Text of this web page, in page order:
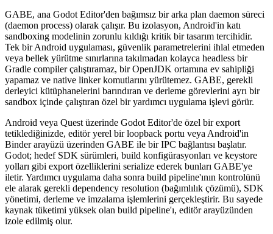
GABE, ana Godot Editor'den bağımsız bir arka plan daemon süreci
(daemon process) olarak çalışır. Bu izolasyon, Android'in katı
sandboxing modelinin zorunlu kıldığı kritik bir tasarım tercihidir.
Tek bir Android uygulaması, güvenlik parametrelerini ihlal etmeden
veya bellek yürütme sınırlarına takılmadan kolayca headless bir
Gradle compiler çalıştıramaz, bir OpenJDK ortamına ev sahipliği
yapamaz ve native linker komutlarını yürütemez. GABE, gerekli
derleyici kütüphanelerini barındıran ve derleme görevlerini ayrı bir
sandbox içinde çalıştıran özel bir yardımcı uygulama işlevi görür.
Android veya Quest üzerinde Godot Editor'de özel bir export
tetiklediğinizde, editör yerel bir loopback portu veya Android'in
Binder arayüzü üzerinden GABE ile bir IPC bağlantısı başlatır.
Godot; hedef SDK sürümleri, build konfigürasyonları ve keystore
yolları gibi export özelliklerini serialize ederek bunları GABE'ye
iletir. Yardımcı uygulama daha sonra build pipeline'ının kontrolünü
ele alarak gerekli dependency resolution (bağımlılık çözümü), SDK
yönetimi, derleme ve imzalama işlemlerini gerçekleştirir. Bu sayede
kaynak tüketimi yüksek olan build pipeline'ı, editör arayüzünden
izole edilmiş olur.